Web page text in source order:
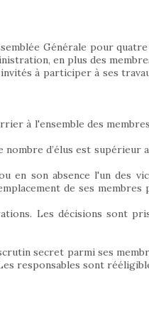
Générale pour
en plus des
à participer à ses
à l'ensemble des
d’élus est supérieur
en son absence l'un des
de ses
Les décisions sont
secret parmi ses
responsables sont